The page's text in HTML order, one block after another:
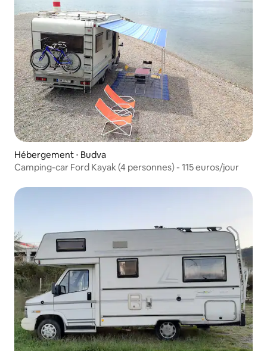
Hébergement ⋅ Budva
Camping-car Ford Kayak (4 personnes) - 115 euros/jour